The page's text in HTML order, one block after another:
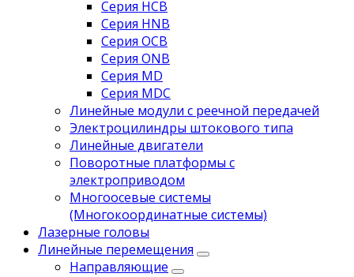
Серия HCB
Серия HNB
Серия OCB
Серия ONB
Серия MD
Серия MDC
Линейные модули с реечной передачей
Электроцилиндры штокового типа
Линейные двигатели
Поворотные платформы с
электроприводом
Многоосевые системы
(Многокоординатные системы)
Лазерные головы
Линейные перемещения
Направляющие